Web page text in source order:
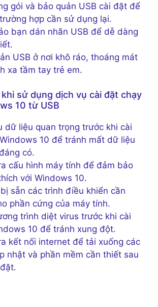
gói và bảo quản USB cài đặt để
hợp cần sử dụng lại.
bạn dán nhãn USB để dễ dàng
USB ở nơi khô ráo, thoáng mát
xa tầm tay trẻ em.
sử dụng dịch vụ cài đặt chạy
10 từ USB
dữ liệu quan trọng trước khi cài
10 để tránh mất dữ liệu
có.
cấu hình máy tính để đảm bảo
với Windows 10.
sẵn các trình điều khiển cần
phần cứng của máy tính.
trình diệt virus trước khi cài
10 để tránh xung đột.
kết nối internet để tải xuống các
nhật và phần mềm cần thiết sau